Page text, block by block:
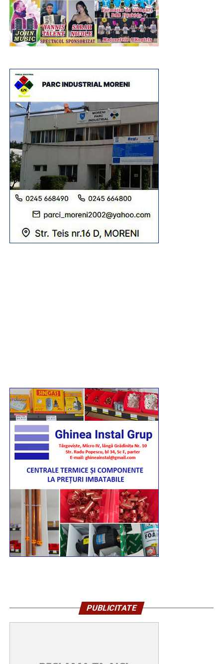
descoperirii, al creativității și al învățării prin practică.
Programul „Vacanță la muzeu” continuă în zilele
următoare cu noi activități dedicate istoriei și
pe înțelesul tuturor” și „Hai la târg! – Târgul Moșilor de la
Târgoviște”, oferind copiilor noi oportunități de a învăța
prin joc și experiențe directe.
Urmărește Incomod Media și pe Google News
RECLAMA
PUBLICITATE